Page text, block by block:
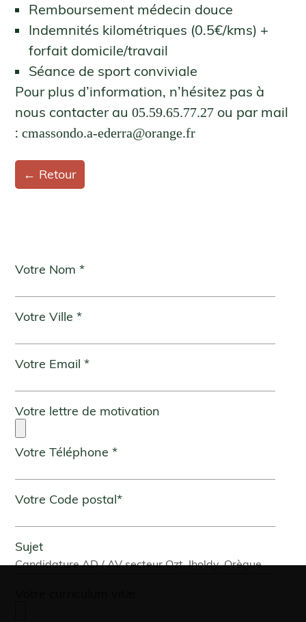
Remboursement médecin douce
Indemnités kilométriques (0.5€/kms) +
forfait domicile/travail
Séance de sport conviviale
Pour plus d’information, n’hésitez pas à
nous contacter au05.59.65.77.27 ou par mail
:cmassondo.a-ederra@orange.fr
← Retour
Votre Nom *
Votre Ville *
Votre Email *
Votre lettre de motivation
Votre Téléphone *
Votre Code postal*
Sujet